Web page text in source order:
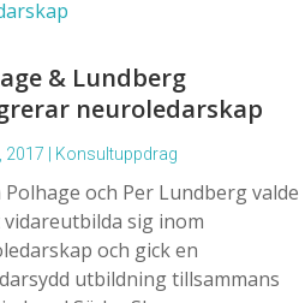
& Lundberg
neuroledarskap
2017 Konsultuppdrag
och Per Lundberg valde
sig inom
och gick en
utbildning tillsammans